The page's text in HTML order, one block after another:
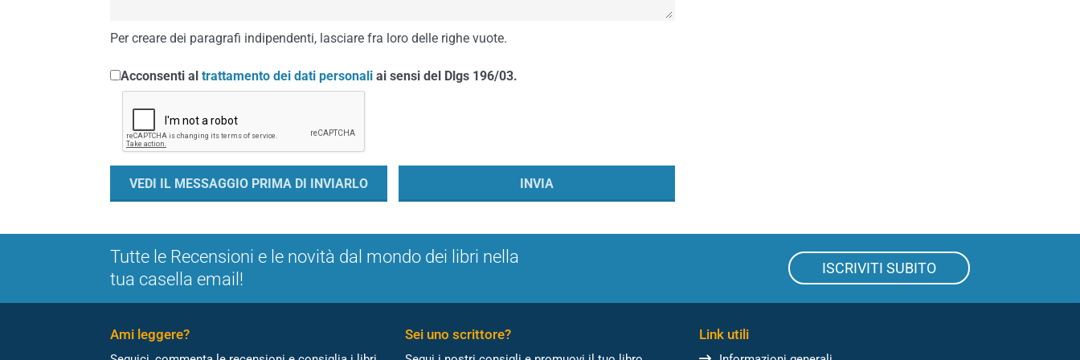
Per creare dei paragrafi indipendenti, lasciare fra loro delle righe vuote.
Acconsenti al trattamento dei dati personali ai sensi del Dlgs 196/03.
Tutte le Recensioni e le novità dal mondo dei libri nella
tua casella email!
ISCRIVITI SUBITO
Ami leggere? Sei uno scrittore? Link utili